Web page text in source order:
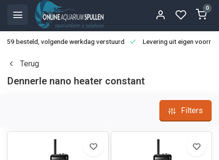
0
besteld, volgende werkdag verstuurd Levering uit eigen
Terug
Dennerle nano heater constant
Filters